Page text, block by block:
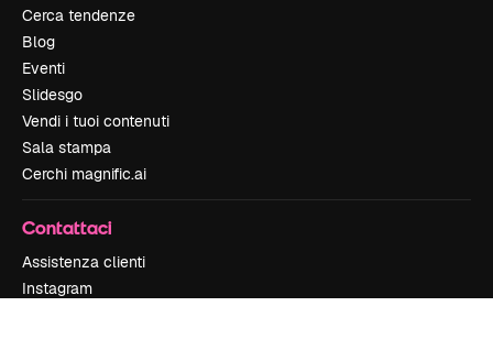
Cerca tendenze
Blog
Eventi
Slidesgo
Vendi i tuoi contenuti
Sala stampa
Cerchi magnific.ai
Contattaci
Assistenza clienti
Instagram